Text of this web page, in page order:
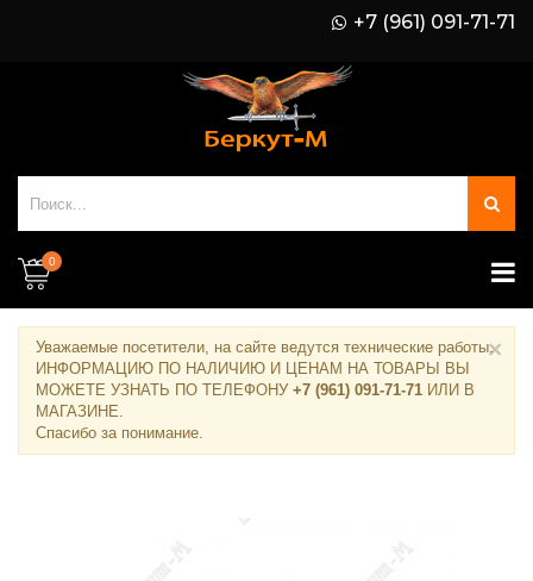
+7 (961) 091-71-71
0
Уважаемые посетители, на сайте ведутся технические работы.
ИНФОРМАЦИЮ ПО НАЛИЧИЮ И ЦЕНАМ НА ТОВАРЫ ВЫ
МОЖЕТЕ УЗНАТЬ ПО ТЕЛЕФОНУ +7 (961) 091-71-71 ИЛИ В
МАГАЗИНЕ.
Спасибо за понимание.
×